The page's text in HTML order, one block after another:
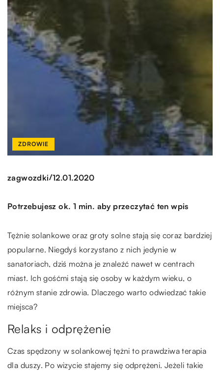
ZDROWIE
zagwozdki/12.01.2020
Potrzebujesz ok. 1 min. aby przeczytać ten wpis
Tężnie solankowe oraz groty solne stają się coraz bardziej
popularne. Niegdyś korzystano z nich jedynie w
sanatoriach, dziś można je znaleźć nawet w centrach
miast. Ich gośćmi stają się osoby w każdym wieku, o
różnym stanie zdrowia. Dlaczego warto odwiedzać takie
miejsca?
Relaks i odprężenie
Czas spędzony w solankowej tężni to prawdziwa terapia
dla duszy. Po wizycie stajemy się odprężeni. Jeżeli takie